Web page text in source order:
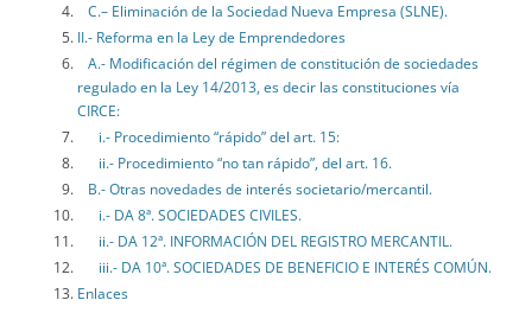
C.– Eliminación de la Sociedad Nueva Empresa (SLNE).
II.- Reforma en la Ley de Emprendedores
A.- Modificación del régimen de constitución de sociedades
regulado en la Ley 14/2013, es decir las constituciones vía
CIRCE:
i.- Procedimiento “rápido” del art. 15:
ii.- Procedimiento “no tan rápido”, del art. 16.
B.- Otras novedades de interés societario/mercantil.
i.- DA 8ª. SOCIEDADES CIVILES.
ii.- DA 12ª. INFORMACIÓN DEL REGISTRO MERCANTIL.
iii.- DA 10ª. SOCIEDADES DE BENEFICIO E INTERÉS COMÚN.
Enlaces